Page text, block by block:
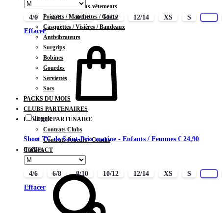
Chaussettes / Sous-vêtements
Poignets / Manchettes / Gants
Casquettes / Visières / Bandeaux
Antivibrateurs
Surgrips
Bobines
Gourdes
Serviettes
Sacs
PACKS DU MOIS
CLUBS PARTENAIRES
DEVENIR PARTENAIRE
Contrats Clubs
Contrats Joueurs / Coachs
CONTACT
4/6 6/8 8/10 10/12 12/14 XS S
Effacer
Toggle
Short TC de Saint-Prix marine - Enfants / Femmes € 24,90
Tailles
4/6 6/8 8/10 10/12 12/14 XS S
Effacer